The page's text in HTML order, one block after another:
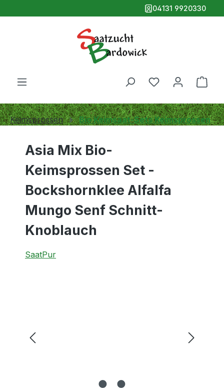
04131 9920330
Keimsprossen Bio Keimsaat-Sets Keimsprossen
Asia Mix Bio-
Keimsprossen Set -
Bockshornklee Alfalfa
Mungo Senf Schnitt-
Knoblauch
SaatPur